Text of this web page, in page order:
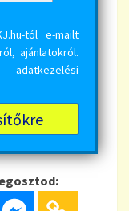
tól e-mailt
ajánlatokról.
adatkezelési